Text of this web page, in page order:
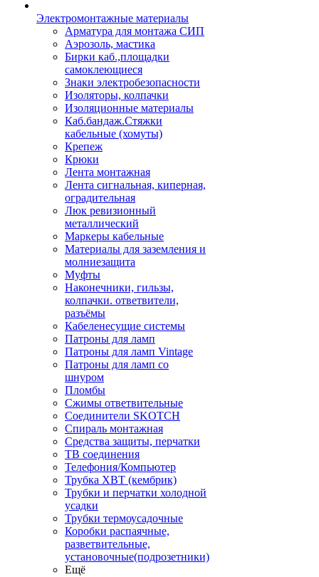
Электромонтажные материалы
Арматура для монтажа СИП
Аэрозоль, мастика
Бирки каб.,площадки
самоклеющиеся
Знаки электробезопасности
Изоляторы, колпачки
Изоляционные материалы
Каб.бандаж.Стяжки
кабельные (хомуты)
Крепеж
Крюки
Лента монтажная
Лента сигнальная, киперная,
оградительная
Люк ревизионный
металлический
Маркеры кабельные
Материалы для заземления и
молниезащита
Муфты
Наконечники, гильзы,
колпачки. ответвители,
разъёмы
Кабеленесущие системы
Патроны для ламп
Патроны для ламп Vintage
Патроны для ламп со
шнуром
Пломбы
Сжимы ответвительные
Соединители SKOTCH
Спираль монтажная
Средства защиты, перчатки
ТВ соединения
Телефония/Компьютер
Трубка ХВТ (кембрик)
Трубки и перчатки холодной
усадки
Трубки термоусадочные
Коробки распаячные,
разветвительные,
установочные(подрозетники)
Ещё